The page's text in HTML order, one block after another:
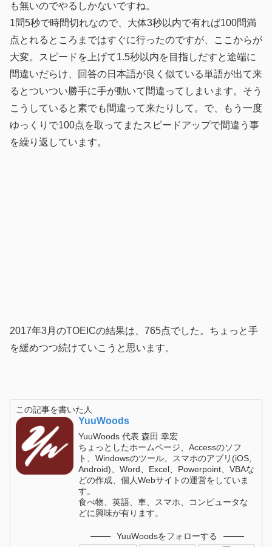
も無いのでやるしかないですね。
1問5秒で時間切れなので、大体3秒以内で有れば100問満
点とれるところまではすぐに行ったのですが、ここからが
大変。スピードを上げて1.5秒以内を目指しだすと途端に
間違いだらけ、回答の日本語が良く似ている単語が出て来
るとついつい勝手に手が動いて間違ってしまいます。そう
こうしていると素でも間違って来たりして。で、もう一度
ゆっくりで100点を取ってまたスピードアップで間違う事
を繰り返しています。
2017年3月のTOEICの結果は、765点でした。ちょっと手
を緩めつつ続けていこうと思います。
この記事を書いた人
YuuWoods
YuuWoods 代表 森田 幸宏
ちょっとしたホームページ、Accessのソフ
ト、Windowsのツール、スマホのアプリ(iOS,
Android)、Word、Excel、Powerpoint、VBAな
どの作成、個人Webサイトの運営をしていま
す。
食べ物、英語、車、スマホ、コンピュータな
どに興味が有ります。
YuuWoodsをフォローする